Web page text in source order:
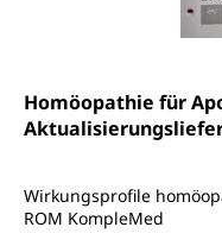
Homöopathie für
Wirkungsprofile
ROM KompleMed